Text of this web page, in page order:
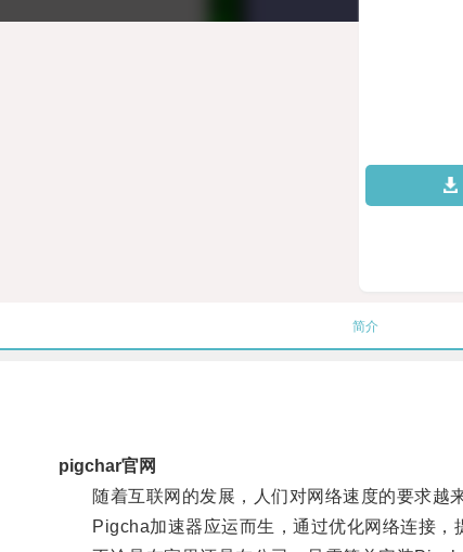
简介
pigchar官网
随着互联网的发展，人们对网络速度的要求越来
Pigcha加速器应运而生，通过优化网络连接，